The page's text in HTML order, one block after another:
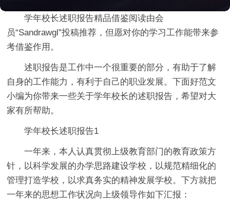
学年校长述职报告精品借鉴阅读由会
员“Sandrawgl”投稿推荐，但愿对你的学习工作能带来参
考借鉴作用。
述职报告是工作中一个很重要的部分，有助于了解
自身的工作能力，有利于自己的职业发展。下面好范文
小编为你带来一些关于学年校长的述职报告，希望对大
家有所帮助。
学年校长述职报告1
一年来，本人认真贯彻上级教育部门的教育政策方
针，以科学发展的办学思路建设学校，以规范精细化的
管理打造学校，以求真务实的精神发展学校。下方就把
一年来的思想工作状况向上级领导作如下汇报：